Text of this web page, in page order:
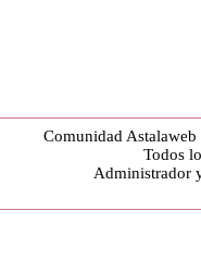
Comunidad
Todos
Administrador